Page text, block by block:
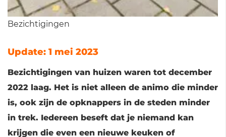
Bezichtigingen
Update: 1 mei 2023
Bezichtigingen van huizen waren tot december
2022 laag. Het is niet alleen de animo die minder
is, ook zijn de opknappers in de steden minder
in trek. Iedereen beseft dat je niemand kan
krijgen die even een nieuwe keuken of